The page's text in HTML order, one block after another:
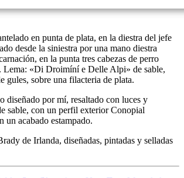
en punta de plata, en la diestra del jefe
desde la siniestra por una mano diestra
en la punta tres cabezas de perro
Lema: «Di Droimíní e Delle Alpi» de sable,
gules, sobre una filacteria de plata.
diseñado por mí, resaltado con luces y
sable, con un perfil exterior Conopial
un acabado estampado.
de Irlanda, diseñadas, pintadas y selladas